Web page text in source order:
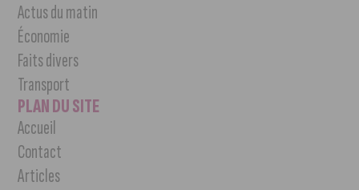
Actus du matin
Économie
Faits divers
Transport
PLAN DU SITE
Accueil
Contact
Articles